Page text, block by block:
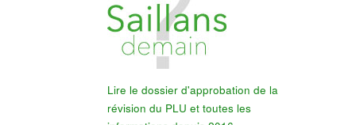
Lire le dossier d'approbation de la
révision du PLU et toutes les